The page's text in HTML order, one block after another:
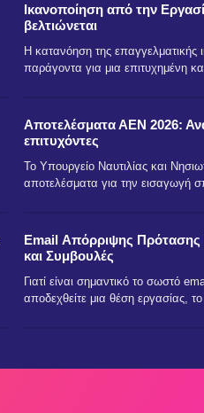
Ικανοποίηση από την
βελτιώνεται
Η κατανόηση της επαγγελματικής
παράγοντα για μια επιτυχημένη
Αποτελέσματα ΑΕΝ 2026:
επιτυχόντες
Το Υπουργείο Ναυτιλίας και
αποτελέσματα για την εισαγωγή
Email Απόρριψης Πρότασης
και Συμβουλές
Γιατί είναι σημαντικό το σωστό
αποδεχθείτε μια θέση εργασίας, το